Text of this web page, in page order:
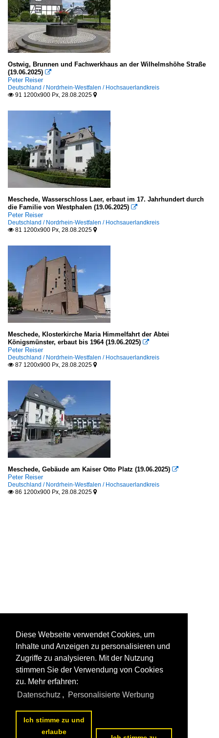
Ostwig, Brunnen und Fachwerkhaus an der Wilhelmshöhe Straße
(19.06.2025) 
Peter Reiser
Deutschland / Nordrhein-Westfalen / Hochsauerlandkreis
 91 1200x900 Px, 28.08.2025 
Meschede, Wasserschloss Laer, erbaut im 17. Jahrhundert durch
die Familie von Westphalen (19.06.2025) 
Peter Reiser
Deutschland / Nordrhein-Westfalen / Hochsauerlandkreis
 81 1200x900 Px, 28.08.2025 
Meschede, Klosterkirche Maria Himmelfahrt der Abtei
Königsmünster, erbaut bis 1964 (19.06.2025) 
Peter Reiser
Deutschland / Nordrhein-Westfalen / Hochsauerlandkreis
 87 1200x900 Px, 28.08.2025 
Meschede, Gebäude am Kaiser Otto Platz (19.06.2025) 
Peter Reiser
Deutschland / Nordrhein-Westfalen / Hochsauerlandkreis
 86 1200x900 Px, 28.08.2025 
Diese Webseite verwendet Cookies, um
Inhalte und Anzeigen zu personalisieren und
Zugriffe zu analysieren. Mit der Nutzung
stimmen Sie der Verwendung von Cookies
zu. Mehr erfahren:
Datenschutz , Personalisierte Werbung
Ich stimme zu und
erlaube